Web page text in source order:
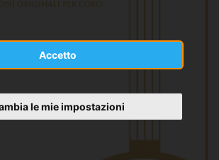
Accetto
le mie impostazioni